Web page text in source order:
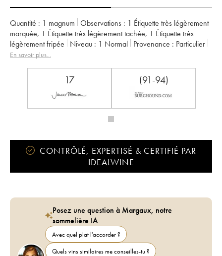
Quantité : 1 magnum Observations : 1 Étiquette très légèrement
marquée, 1 Étiquette très légèrement tachée, 1 Étiquette très
légèrement fripée
Niveau : 1 Normal Provenance : particulier
TVA récupérable :
François Carillon
En savoir plus...
17 (91-94)
CONTRÔLÉ, EXPERTISÉ & CERTIFIÉ PAR
IDEALWINE
Posez une question à Margaux, notre
sommelière IA
Avec quel plat l'accorder ?
Quels vins similaires me conseilles-tu ?